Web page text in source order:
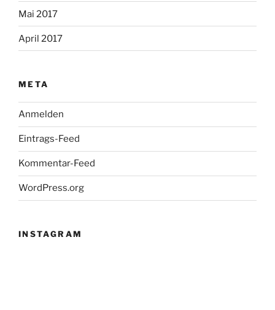
Mai 2017
April 2017
META
Anmelden
Eintrags-Feed
Kommentar-Feed
WordPress.org
INSTAGRAM